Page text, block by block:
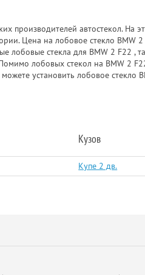
производителей автостекол. На
Цена на лобовое стекло BMW
лобовые стекла для BMW 2 F22 ,
лобовых стекол на BMW 2
установить лобовое стекло
Кузов
Купе 2 дв.